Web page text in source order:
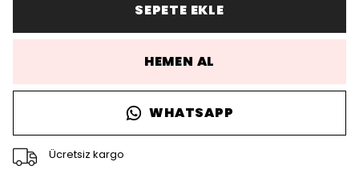
SEPETE EKLE
HEMEN AL
WHATSAPP
Ücretsiz kargo